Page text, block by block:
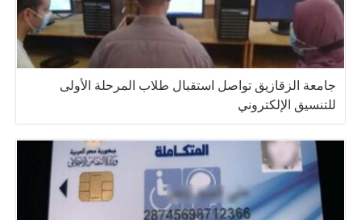
جامعة الزقازيق تواصل استقبال طلاب المرحلة الأولى
للتنسيق الإلكتروني